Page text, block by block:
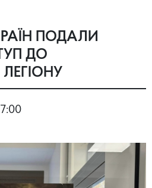
ПОДАЛИ
ДО